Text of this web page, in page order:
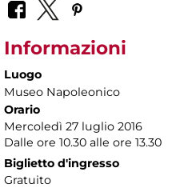
Informazioni
Luogo
Museo Napoleonico
Orario
Mercoledì 27 luglio 2016
Dalle ore 10.30 alle ore 13.30
Biglietto d'ingresso
Gratuito